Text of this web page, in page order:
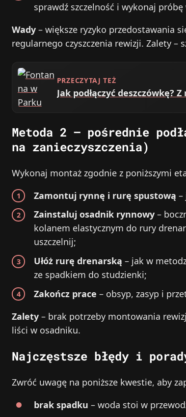
sprawdź szczelność i wykonaj próbę
Wady – większe ryzyko przedostawania
regularnego czyszczenia rewizji. Zalety
PRZECZYTAJ TEŻ
Jak podłączyć deszczówkę?
Metoda 2 – pośrednie
na zanieczyszczenia)
Wykonaj montaż zgodnie z poniższymi
Zamontuj rynnę i rurę spustową –
Zainstaluj osadnik rynnowy –
kolanem elastycznym do rury
uszczelnij;
Ułóż rurę drenarską – jak w
ze spadkiem do studzienki;
Zakończ prace – obsyp, zasyp i
Zalety – brak potrzeby montowania
liści w osadniku.
Najczęstsze błędy i
Zwróć uwagę na poniższe kwestie, aby
brak spadku – woda stoi w